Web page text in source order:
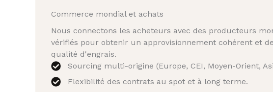
Commerce mondial et achats
Nous connectons les acheteurs avec des producteurs
vérifiés pour obtenir un approvisionnement cohérent et
qualité d'engrais.
Sourcing multi-origine (Europe, CEI, Moyen-Orient,
Flexibilité des contrats au spot et à long terme.